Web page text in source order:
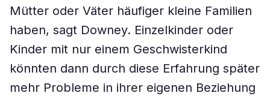
Mütter oder Väter häufiger kleine Familien
haben, sagt Downey. Einzelkinder oder
Kinder mit nur einem Geschwisterkind
könnten dann durch diese Erfahrung später
mehr Probleme in ihrer eigenen Beziehung